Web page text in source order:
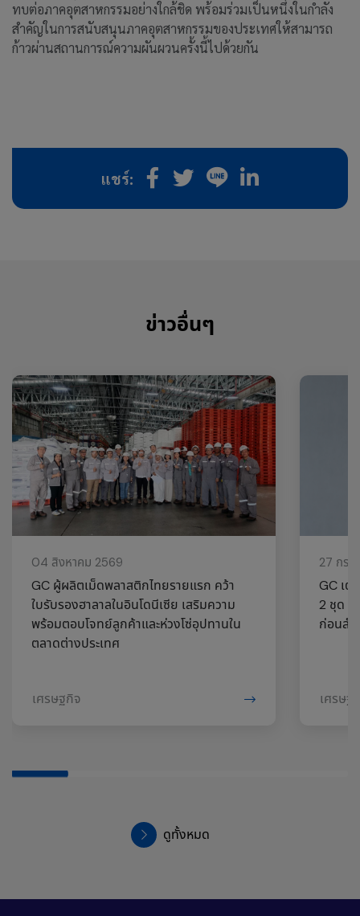
ทบต่อภาคอุตสาหกรรมอย่างใกล้ชิด พร้อมร่วมเป็นหนึ่งในกำลัง
สำคัญในการสนับสนุนภาคอุตสาหกรรมของประเทศให้สามารถ
ก้าวผ่านสถานการณ์ความผันผวนครั้งนี้ไปด้วยกัน
แชร์:
ข่าวอื่นๆ
04 สิงหาคม 2569
GC ผู้ผลิตเม็ดพลาสติกไทยรายแรก คว้า
ใบรับรองฮาลาลในอินโดนีเซีย เสริมความ
พร้อมตอบโจทย์ลูกค้าและห่วงโซ่อุปทานใน
ตลาดต่างประเทศ
เศรษฐกิจ
27 กร
GC เต
2 ชุด อ
ก่อนสำ
เศรษฐ
ดูทั้งหมด